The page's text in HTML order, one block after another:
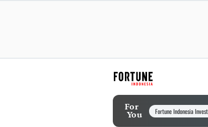
For
You Fortune Indonesia